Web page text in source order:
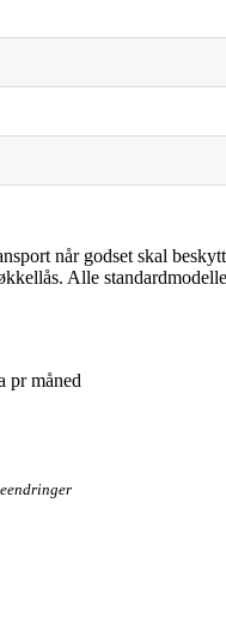
når godset skal
Alle
pr måned